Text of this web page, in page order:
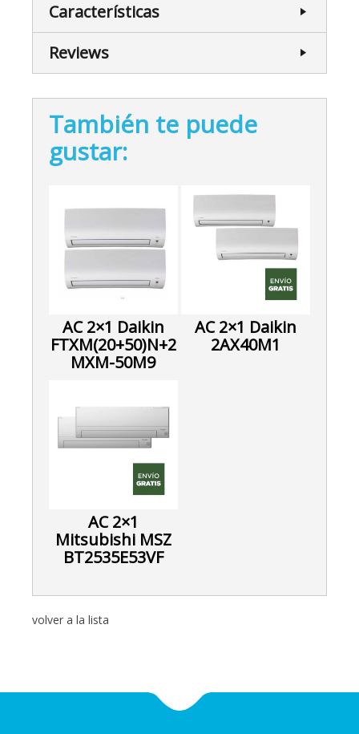
Características
Reviews
También te puede
gustar:
AC 2×1 Daikin
FTXM(20+50)N+2
MXM-50M9
AC 2×1 Daikin
2AX40M1
AC 2×1
Mitsubishi MSZ
BT2535E53VF
volver a la lista